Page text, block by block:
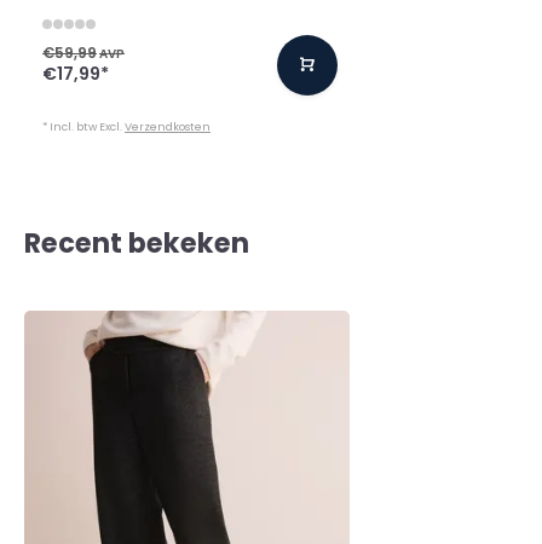
€59,99AVP
€17,99*
* Incl. btw Excl.Verzendkosten
Recent bekeken